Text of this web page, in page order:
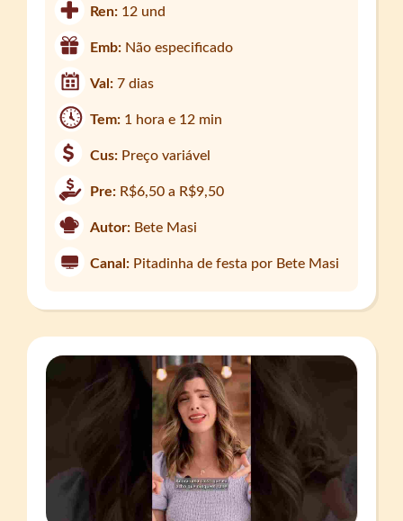
Ren: 12 und
Emb: Não especificado
Val:7 dias
Tem: 1 hora e 12 min
Cus: Preço variável
Pre: R$6,50 a R$9,50
Autor: Bete Masi
Canal: Pitadinha de festa por Bete Masi